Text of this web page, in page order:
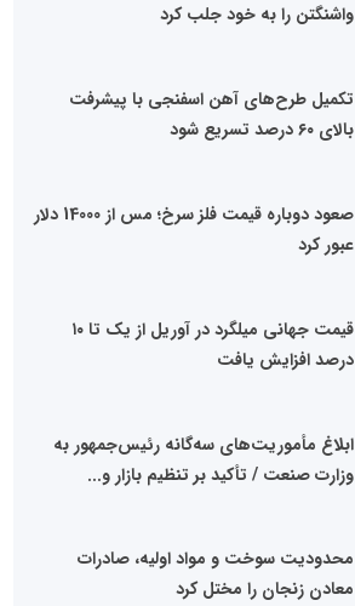
واشنگتن را به خود جلب کرد
تکمیل طرح‌های آهن اسفنجی با پیشرفت
بالای ۶۰ درصد تسریع شود
صعود دوباره قیمت فلز سرخ؛ مس از 14000 دلار
عبور کرد
قیمت جهانی میلگرد در آوریل از یک تا ۱۰
درصد افزایش یافت
ابلاغ مأموریت‌های سه‌گانه رئیس‌جمهور به
وزارت صنعت / تأکید بر تنظیم بازار و...
محدودیت سوخت و مواد اولیه، صادرات
معادن زنجان را مختل کرد